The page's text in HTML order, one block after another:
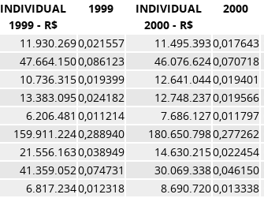
INDIVIDUAL
1999 - R$
1999
INDIVIDUAL
2000 - R$
2000
11.930.2690,021557 11.495.3930,017643
47.664.1500,086123 46.076.6240,070718
10.736.3150,019399 12.641.0440,019401
13.383.0950,024182 12.748.2370,019566
6.206.481 0,011214 7.686.1270,011797
159.911.2240,288940 180.650.7980,277262
21.556.1630,038949 14.630.2150,022454
41.359.0520,074731 30.069.3380,046150
6.817.2340,012318 8.690.7200,013338